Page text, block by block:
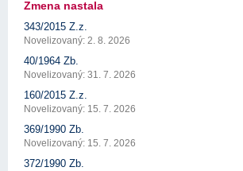
Zmena nastala
343/2015 Z.z.
Novelizovaný: 2. 8. 2026
40/1964 Zb.
Novelizovaný: 31. 7. 2026
160/2015 Z.z.
Novelizovaný: 15. 7. 2026
369/1990 Zb.
Novelizovaný: 15. 7. 2026
372/1990 Zb.